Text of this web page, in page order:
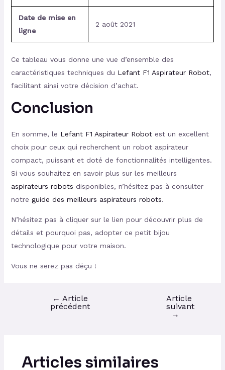
Date de mise en
ligne
2 août 2021
Ce tableau vous donne une vue d’ensemble des
caractéristiques techniques du Lefant F1 Aspirateur Robot,
facilitant ainsi votre décision d’achat.
Conclusion
En somme, le Lefant F1 Aspirateur Robotest un excellent
choix pour ceux qui recherchent un robot aspirateur
compact, puissant et doté de fonctionnalités intelligentes.
Si vous souhaitez en savoir plus sur les meilleurs
aspirateurs robots disponibles, n’hésitez pas à consulter
notre guide des meilleurs aspirateurs robots.
N’hésitez pas à cliquer sur le lien pour découvrir plus de
détails et pourquoi pas, adopter ce petit bijou
technologique pour votre maison.
Vous ne serez pas déçu !
← Article
précédent
Article
suivant
→
Articles similaires